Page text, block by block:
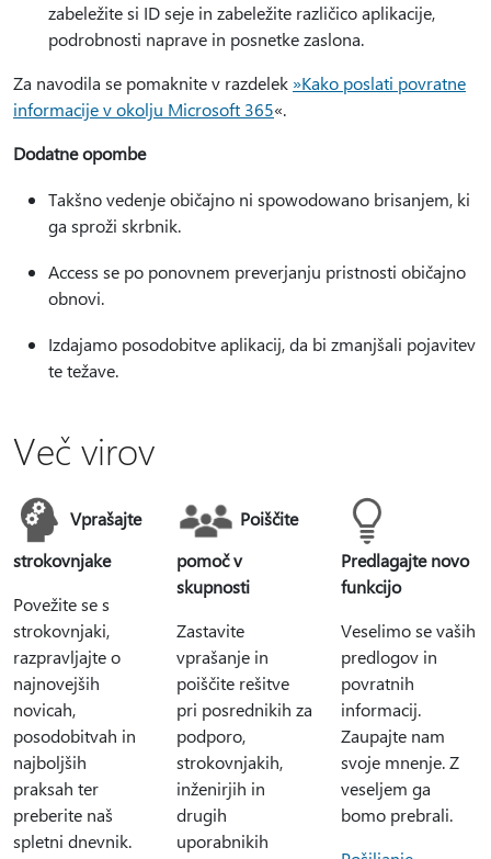
zabeležite si ID seje in zabeležite različico aplikacije,
podrobnosti naprave in posnetke zaslona.
Za navodila se pomaknite v razdelek »Kako poslati povratne
informacije v okolju Microsoft 365«.
Dodatne opombe
Takšno vedenje običajno ni spowodowano brisanjem, ki
ga sproži skrbnik.
Access se po ponovnem preverjanju pristnosti običajno
obnovi.
Izdajamo posodobitve aplikacij, da bi zmanjšali pojavitev
te težave.
Več virov
Vprašajte
strokovnjake
Povežite se s
strokovnjaki,
razpravljajte o
najnovejših
novicah,
posodobitvah in
najboljših
praksah ter
preberite naš
spletni dnevnik.
Poiščite
pomoč v
skupnosti
Zastavite
vprašanje in
poiščite rešitve
pri posrednikih za
podporo,
strokovnjakih,
inženirjih in
drugih
uporabnikih
Predlagajte novo
funkcijo
Veselimo se vaših
predlogov in
povratnih
informacij.
Zaupajte nam
svoje mnenje. Z
veseljem ga
bomo prebrali.